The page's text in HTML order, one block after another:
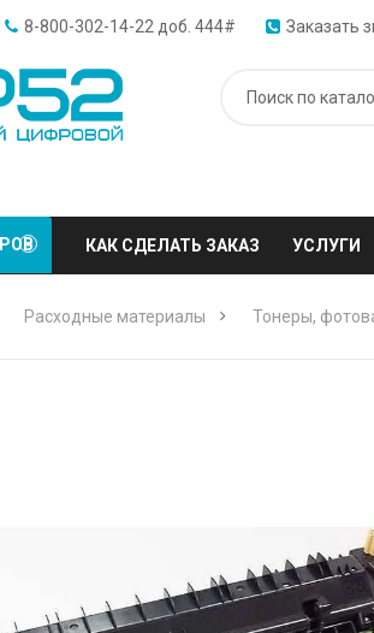
8-800-302-14-22 доб. 444# Заказать
КАК СДЕЛАТЬ ЗАКАЗ УСЛУГИ
Расходные материалы Тонеры,